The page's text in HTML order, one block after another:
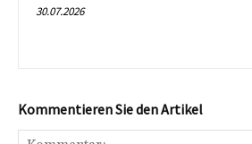
30.07.2026
Kommentieren Sie den Artikel